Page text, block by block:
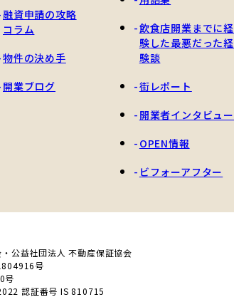
融資申請の攻略
コラム
物件の決め手
開業ブログ
飲食店開業までに経
験した最悪だった経
験談
街レポート
開業者インタビュー
OPEN情報
ビフォーアフター
公益社団法人 不動産保証協会
号
号
認証番号 IS 810715